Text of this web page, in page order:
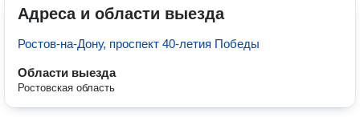
Адреса и области выезда
Ростов-на-Дону, проспект 40-летия Победы
Области выезда
Ростовская область